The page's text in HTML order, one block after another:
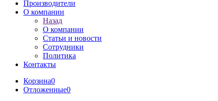
Производители
О компании
Назад
О компании
Статьи и новости
Сотрудники
Политика
Контакты
Корзина0
Отложенные0